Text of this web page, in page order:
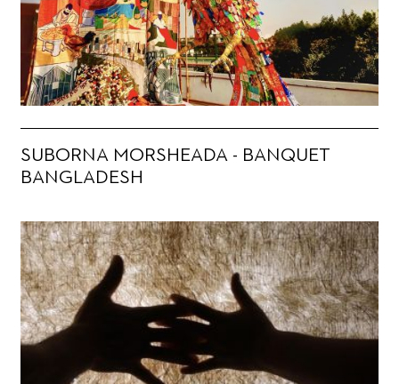
SUBORNA MORSHEADA - BANQUET
BANGLADESH